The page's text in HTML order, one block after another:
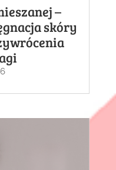
–
skóry